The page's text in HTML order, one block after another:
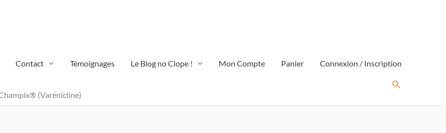
Contact Témoignages Le Blog no Clope ! Mon Compte Panier Connexion / Inscription
Rechercher
(Varénicline)